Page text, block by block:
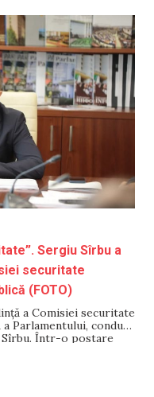
Sergiu Sîrbu a
securitate
(FOTO)
a Comisiei securitate
Parlamentului, condusă
Într-o postare
parlamentarul le-a urat